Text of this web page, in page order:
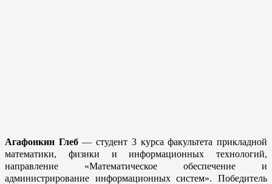
Агафонкин Глеб— студент 3 курса факультета прикладной
математики, физики и информационных технологий,
направление «Математическое обеспечение и
администрирование информационных систем». Победитель